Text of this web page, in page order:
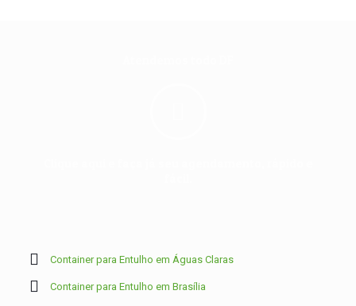
Container para Entulho em Águas Claras
Container para Entulho em Brasília